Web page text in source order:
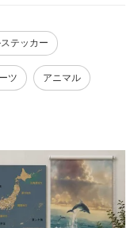
テッカー
ツ アニマル